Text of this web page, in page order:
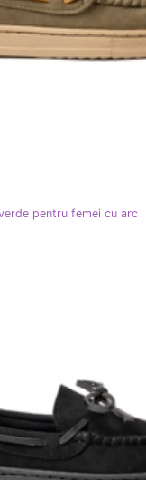
pentru femei cu arc